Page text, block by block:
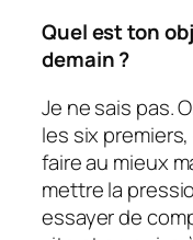
Quel est ton
demain ?
Je ne sais pas.
les six premiers,
faire au mieux
mettre la
essayer de